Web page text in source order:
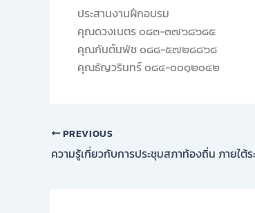
ประสานงานฝึกอบรม
คุณดวงเนตร ๐๘๓-๓๗๖๘๖๘๕
คุณกันต์นพัช ๐๘๘-๕๗๒๘๘๖๘
คุณธัญวรินทร์ ๐๘๔-๐๐๑๒๐๔๒
PREVIOUS